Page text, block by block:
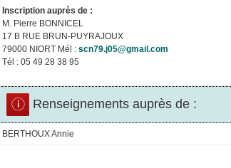
Inscription auprès de :
M. Pierre BONNICEL
17 B RUE BRUN-PUYRAJOUX
79000 NIORT Mél : scn79.j05@gmail.com
Tél : 05 49 28 38 95
Renseignements auprès de :
BERTHOUX Annie